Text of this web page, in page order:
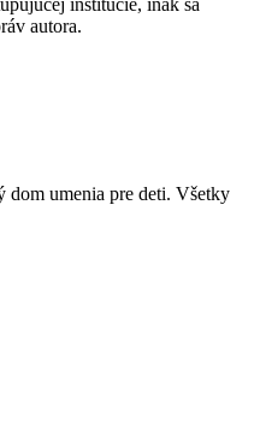
autora.
umenia pre deti. Všetky